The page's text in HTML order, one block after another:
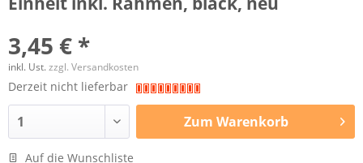
3,45 € *
inkl. Ust.zzgl. Versandkosten
Derzeit nicht lieferbar
Zum Warenkorb
Auf die Wunschliste